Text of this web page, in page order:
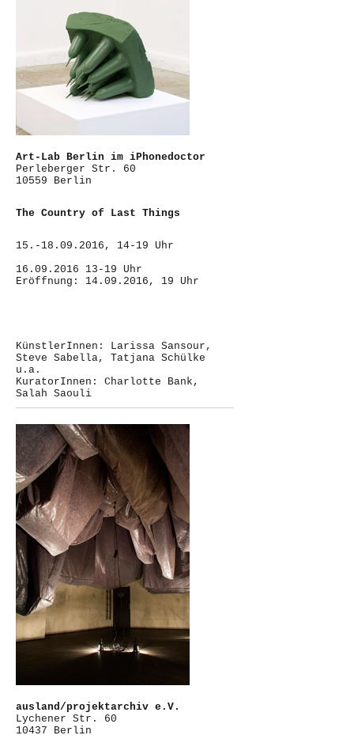
Art-Lab Berlin im iPhonedoctor
Perleberger Str. 60
10559 Berlin
The Country of Last Things
15.-18.09.2016, 14-19 Uhr
16.09.2016 13-19 Uhr
Eröffnung: 14.09.2016, 19 Uhr
KünstlerInnen: Larissa Sansour,
Steve Sabella, Tatjana Schülke
u.a.
KuratorInnen: Charlotte Bank,
Salah Saouli
ausland/projektarchiv e.V.
Lychener Str. 60
10437 Berlin